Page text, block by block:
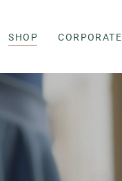
SHOP CORPORATE